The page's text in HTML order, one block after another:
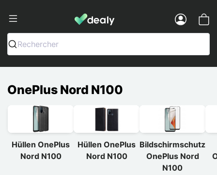
Dealy - Hüllen und Zubehör für
Rechercher
OnePlus Nord N100
Hüllen OnePlus
Nord N100
Hüllen OnePlus
Nord N100
Bildschirmschutz
OnePlus Nord
N100